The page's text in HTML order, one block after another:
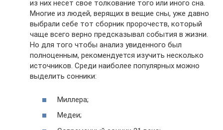
из них несет свое толкование того или иного сна.
Многие из людей, верящих в вещие сны, уже давно
выбрали себе тот сборник пророчеств, который
чаще всего верно предсказывал события в жизни.
Но для того чтобы анализ увиденного был
полноценным, рекомендуется изучить несколько
источников. Среди наиболее популярных можно
выделить сонники:
Миллера;
Медеи;